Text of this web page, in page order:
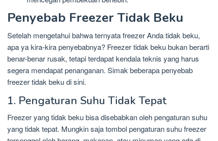
Penyebab Freezer Tidak Beku
Setelah mengetahui bahwa ternyata freezer Anda tidak beku,
apa ya kira-kira penyebabnya? Freezer tidak beku bukan berarti
benar-benar rusak, tetapi terdapat kendala teknis yang harus
segera mendapat penanganan. Simak beberapa penyebab
freezer tidak beku di sini.
1. Pengaturan Suhu Tidak Tepat
Freezer yang tidak beku bisa disebabkan oleh pengaturan suhu
yang tidak tepat. Mungkin saja tombol pengaturan suhu freezer